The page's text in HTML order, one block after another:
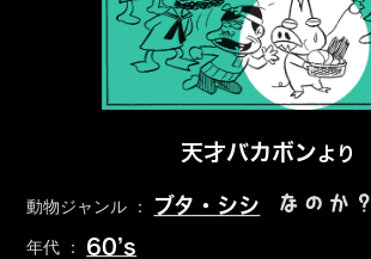
天才バカボンより
動物ジャンル ： ブタ・シシ なのか？
年代 ： 60’s